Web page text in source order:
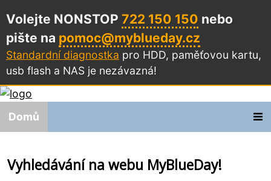
Volejte NONSTOP 722 150 150 nebo
pište na pomoc@myblueday.cz
Standardní diagnostka pro HDD, paměťovou kartu,
usb flash a NAS je nezávazná!
Domů
Vyhledávání na webu MyBlueDay!